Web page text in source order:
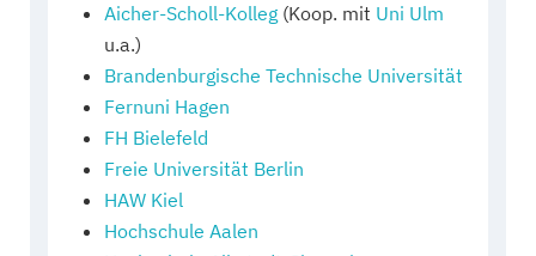
Aicher-Scholl-Kolleg (Koop. mit Uni Ulm
u.a.)
Brandenburgische Technische Universität
Fernuni Hagen
FH Bielefeld
Freie Universität Berlin
HAW Kiel
Hochschule Aalen